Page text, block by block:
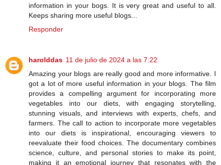
information in your bogs. It is very great and useful to all.
Keeps sharing more useful blogs...
Responder
harolddas 11 de julio de 2024 a las 7:22
Amazing your blogs are really good and more informative. I
got a lot of more useful information in your blogs. The film
provides a compelling argument for incorporating more
vegetables into our diets, with engaging storytelling,
stunning visuals, and interviews with experts, chefs, and
farmers. The call to action to incorporate more vegetables
into our diets is inspirational, encouraging viewers to
reevaluate their food choices. The documentary combines
science, culture, and personal stories to make its point,
making it an emotional journey that resonates with the